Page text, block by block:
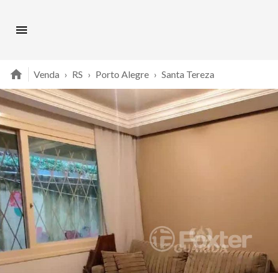
Venda › RS › Porto Alegre › Santa Tereza